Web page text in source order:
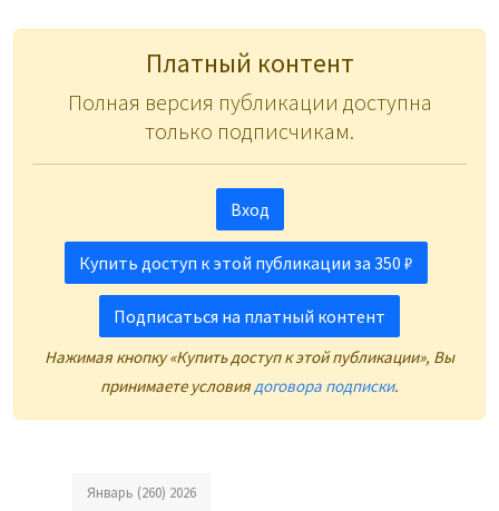
Платный контент
Полная версия публикации доступна
только подписчикам.
Вход
Купить доступ к этой публикации за 350 ₽
Подписаться на платный контент
Нажимая кнопку «Купить доступ к этой публикации», Вы
принимаете условия договора подписки.
Январь (260) 2026